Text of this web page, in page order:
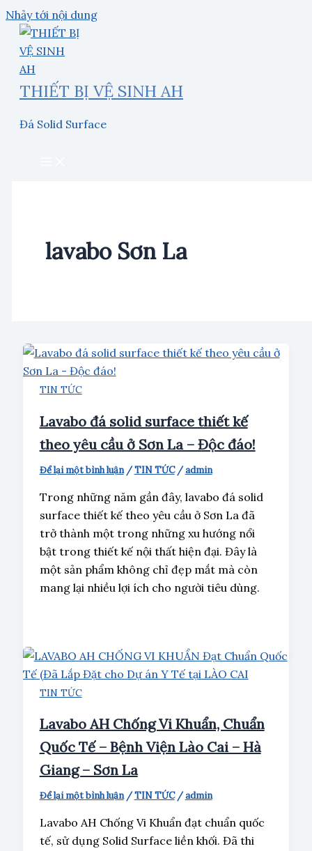
Nhảy tới nội dung
THIẾT BỊ VỆ SINH AH
Đá Solid Surface
lavabo Sơn La
TIN TỨC
Lavabo đá solid surface thiết kế
theo yêu cầu ở Sơn La – Độc đáo!
Để lại một bình luận /TIN TỨC/admin
Trong những năm gần đây, lavabo đá solid
surface thiết kế theo yêu cầu ở Sơn La đã
trở thành một trong những xu hướng nổi
bật trong thiết kế nội thất hiện đại. Đây là
một sản phẩm không chỉ đẹp mắt mà còn
mang lại nhiều lợi ích cho người tiêu dùng.
TIN TỨC
Lavabo AH Chống Vi Khuẩn, Chuẩn
Quốc Tế – Bệnh Viện Lào Cai – Hà
Giang – Sơn La
Để lại một bình luận /TIN TỨC/admin
Lavabo AH Chống Vi Khuẩn đạt chuẩn quốc
tế, sử dụng Solid Surface liền khối. Đã thi